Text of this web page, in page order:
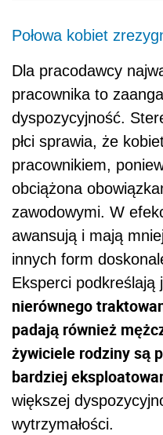
Połowa kobiet
Dla pracodawcy
pracownika to
dyspozycyjność.
płci sprawia, że
pracownikiem,
obciążona
zawodowymi. W
awansują i mają
innych form
Eksperci podkreślają
nierównego
padają również
żywiciele rodziny są
bardziej
większej
wytrzymałości.